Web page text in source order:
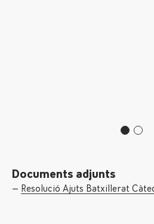
Documents adjunts
Resolució Ajuts Batxillerat